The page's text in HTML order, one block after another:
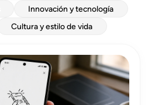
Innovación y tecnología
Cultura y estilo de vida